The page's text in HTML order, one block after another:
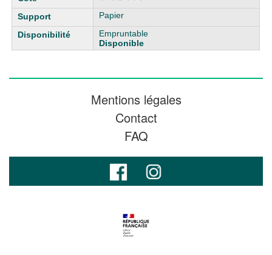
Papier
Empruntable
Disponible
Mentions légales
Contact
FAQ